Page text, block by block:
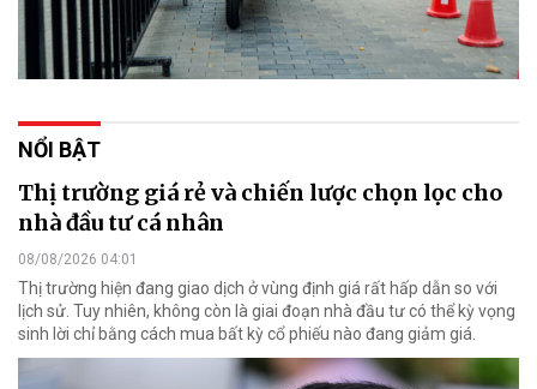
NỔI BẬT
Thị trường giá rẻ và chiến lược chọn lọc cho
nhà đầu tư cá nhân
08/08/2026 04:01
Thị trường hiện đang giao dịch ở vùng định giá rất hấp dẫn so với
lịch sử. Tuy nhiên, không còn là giai đoạn nhà đầu tư có thể kỳ vọng
sinh lời chỉ bằng cách mua bất kỳ cổ phiếu nào đang giảm giá.